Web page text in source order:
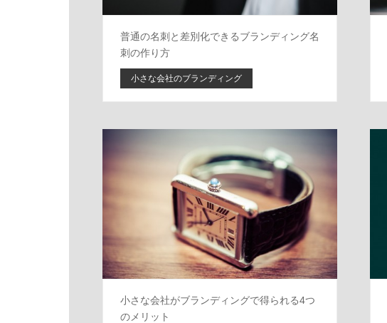
普通の名刺と差別化できるブランディング名
刺の作り方
小さな会社のブランディング
小さな会社がブランディングで得られる4つ
のメリット